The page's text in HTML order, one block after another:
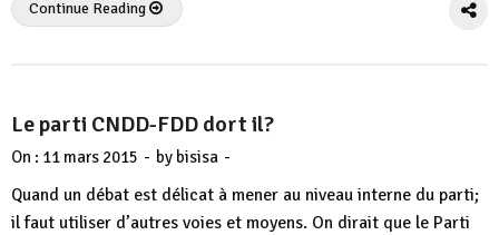
Continue Reading
Le parti CNDD-FDD dort il?
On : 11 mars 2015 - by bisisa -
Quand un débat est délicat à mener au niveau interne du parti;
il faut utiliser d’autres voies et moyens. On dirait que le Parti